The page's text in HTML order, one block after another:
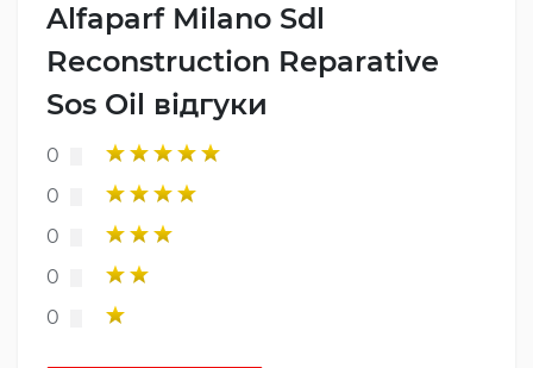
Alfaparf Milano Sdl
Reconstruction Reparative
Sos Oil відгуки
0
0
0
0
0